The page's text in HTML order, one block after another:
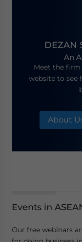
DEZAN
An
Meet the
website to see
About
Events in
Our free webinars